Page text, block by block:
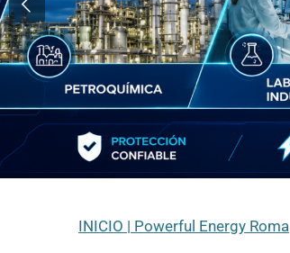
INICIO | Powerful Energy Roma